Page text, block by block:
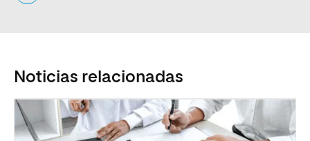
Noticias relacionadas